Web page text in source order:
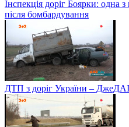
Інспекція доріг Боярки: одна
після бомбардування
ДТП з доріг України –